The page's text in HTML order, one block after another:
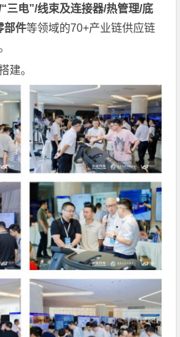
三电”/线束及连接器/热管理/底
部件等领域的70+产业链供应链
建。